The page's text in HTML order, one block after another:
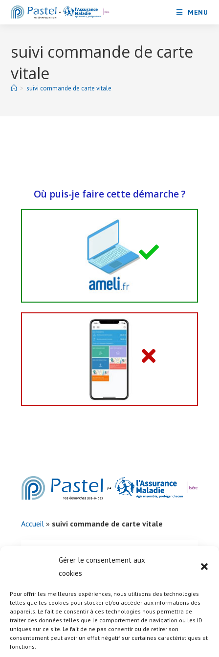
Gérer le consentement aux
cookies
Pour offrir les meilleures expériences, nous utilisons des technologies
telles que les cookies pour stocker et/ou accéder aux informations des
appareils. Le fait de consentir à ces technologies nous permettra de
traiter des données telles que le comportement de navigation ou les ID
uniques sur ce site. Le fait de ne pas consentir ou de retirer son
consentement peut avoir un effet négatif sur certaines caractéristiques et
fonctions.
MENU
suivi commande de carte
vitale
> suivi commande de carte vitale
Où puis-je faire cette démarche ?
Accueil» suivi commande de carte vitale
Comment faire sur AMELI WEB
Besoin d'aide dans vos démarches ? Cliquez ici et
prenez rendez-vous